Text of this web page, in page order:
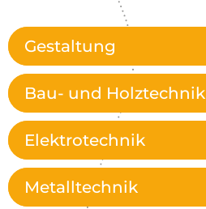
Gestaltung
Bau- und Holztechnik
Elektrotechnik
Metalltechnik